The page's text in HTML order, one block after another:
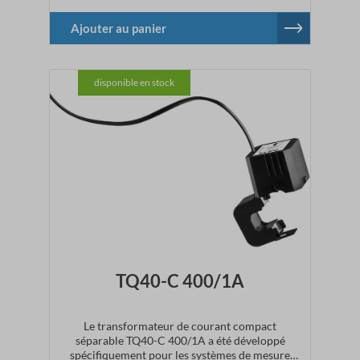
(IEC60044-1) est adaptée pour des mesures
précises.La charge du transformateur de courant est
de 0,2 VA maximum en bout de câble.Le
exclusivement aux conducteurs isolés.Un « clic »
audible vient confirmer le montage correct.
Caractéristiques techniques Puissance:
0.2VACourant sek.: 1ACâble pour mesure: 0.5 mm2
à 3.0 mLumière: Ø28 mmVolume (LxHxP):
66x44x48mmMatériau: PVC
Ajouter au panier
disponible en stock
TQ40-C 400/1A
Le transformateur de courant compact
séparable TQ40-C 400/1A a été développé
spécifiquement pour les systèmes de mesure